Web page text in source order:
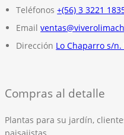
Teléfonos +(56) 3 3221
Email
Dirección Lo Chaparro s/
Compras al detalle
Plantas para su jardín,